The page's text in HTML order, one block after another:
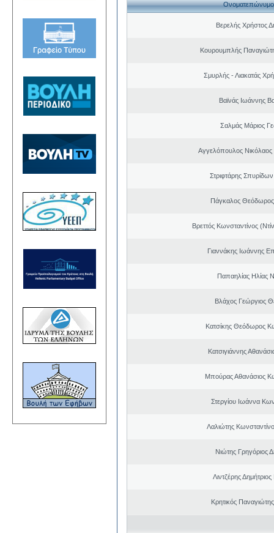
Ονοματεπώνυμο
Βερελής Χρήστος
Κουρουμπλής
Σμυρλής - Λιακατάς
Βαϊνάς Ιωάννης
Σαλμάς Μάριος
Αγγελόπουλος Νικόλαος
Στριφτάρης
Πάγκαλος
Βρεττός Κωνσταντίνος
Γιαννάκης Ιωάννης
Παπαηλίας Ηλίας
Βλάχος Γεώργιος
Κατσίκης Θεόδωρος
Κατσιγιάννης
Μπούρας Αθανάσιος
Στεργίου Ιωάννα
Λαλιώτης
Νιώτης Γρηγόριος
Λιντζέρης
Κρητικός